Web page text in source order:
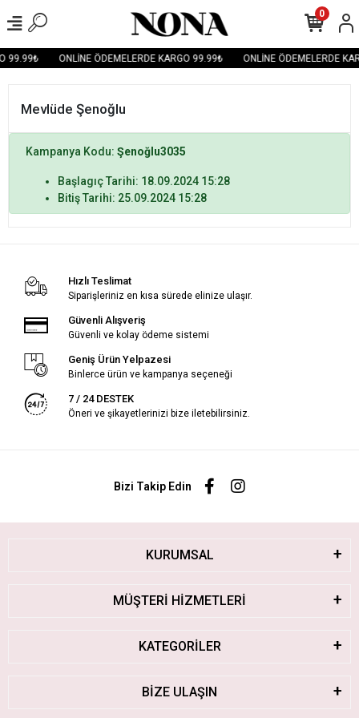
99.99₺ ONLİNE ÖDEMELERDE KARGO 99.99₺ ONLİNE ÖDEMELERDE
0
Mevlüde Şenoğlu
Kampanya Kodu: Şenoğlu3035
Başlagıç Tarihi: 18.09.2024 15:28
Bitiş Tarihi: 25.09.2024 15:28
Hızlı Teslimat
Siparişleriniz en kısa sürede elinize ulaşır.
Güvenli Alışveriş
Güvenli ve kolay ödeme sistemi
Geniş Ürün Yelpazesi
Binlerce ürün ve kampanya seçeneği
7 / 24 DESTEK
Öneri ve şikayetlerinizi bize iletebilirsiniz.
Bizi Takip Edin
KURUMSAL
MÜŞTERİ HİZMETLERİ
KATEGORİLER
BİZE ULAŞIN